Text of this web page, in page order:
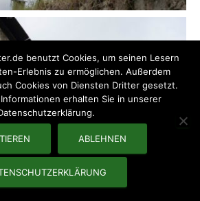
benutzt Cookies, um seinen Lesern
Erlebnis zu ermöglichen. Außerdem
Cookies von Diensten Dritter gesetzt.
erhalten Sie in unserer
ABLEHNEN